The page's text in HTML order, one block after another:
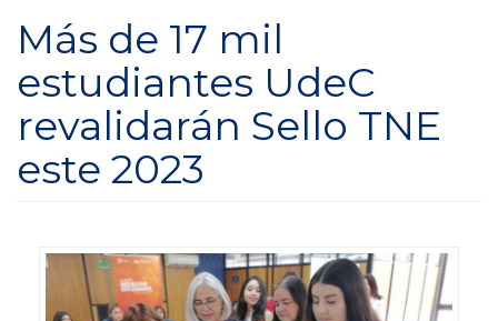
Más de 17 mil
estudiantes UdeC
revalidarán Sello TNE
este 2023